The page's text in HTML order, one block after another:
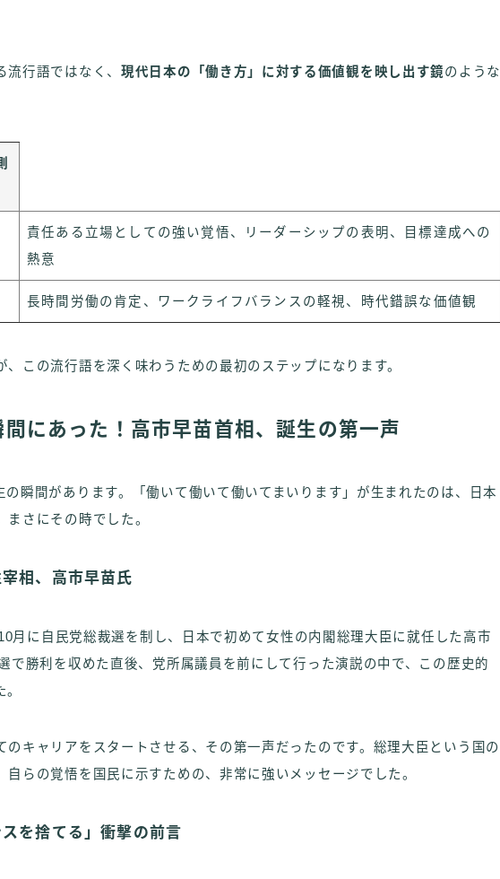
行語ではなく、 現代日本の「働き方」に対する価値観を映し出す鏡のような
責任ある立場としての強い覚悟、リーダーシップの表明、目標達成への
熱意
長時間労働の肯定、ワークライフバランスの軽視、時代錯誤な価値観
、この流行語を深く味わうための最初のステップになります。
にあった！高市早苗首相、誕生の第一声
の瞬間があります。「働いて働いて働いてまいります」が生まれたのは、日本
さにその時でした。
相、高市早苗氏
月に自民党総裁選を制し、日本で初めて女性の内閣総理大臣に就任した高市
で勝利を収めた直後、党所属議員を前にして行った演説の中で、この歴史的
のキャリアをスタートさせる、その第一声だったのです。総理大臣という国の
自らの覚悟を国民に示すための、非常に強いメッセージでした。
スを捨てる」衝撃の前言